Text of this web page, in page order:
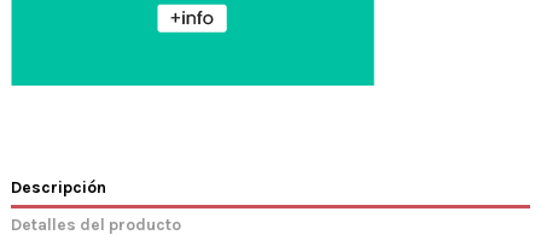
Descripción
Detalles del producto